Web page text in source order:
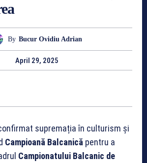
By Bucur Ovidiu Adrian
April 29, 2025
supremația în culturism și
Campioană Balcanică pentru a
Campionatului Balcanic de